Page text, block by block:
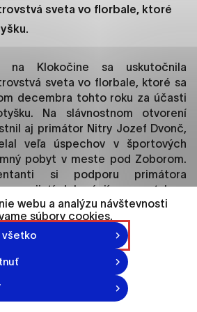
sveta vo florbale, ktoré
Klokočine sa uskutočnila
sveta vo florbale, ktoré sa
decembra tohto roku za účasti
Na slávnostnom otvorení
aj primátor Nitry Jozef Dvonč,
veľa úspechov v športových
pobyt v meste pod Zoborom.
si podporu primátora
na prijatí delegácií na mestskom
s podpismi všetkých hráčov. Čo
eliminácie v Nitre, tá
slovenský tím. Slováci
turnaja, nestačili na
ale v rozhodujúcom zápase
nad ruským výberom 7:4 a
„V prvom rade chcem povedať,
webu a analýzu návštevnosti
súbory cookies.
všetko
stránke a prístup k
nemôže web správne
pomáhajú prevádzkovateľovi
návštevníci stránok stránku
stránky optimalizovať a
skúsenosť. Všetky dáta sa
a nie je možné ich spojiť s
všetko